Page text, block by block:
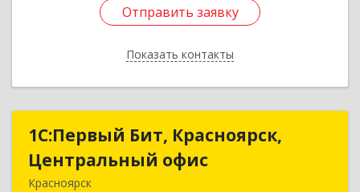
Отправить заявку
Показать контакты
Отправить заявку
Назад
1С:Первый Бит, Красноярск,
Центральный офис
Красноярск
1С:Первый Бит, Красноярск,
Центральный офис